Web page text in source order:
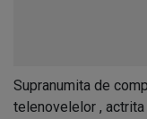
Supranumita de
telenovelelor ,